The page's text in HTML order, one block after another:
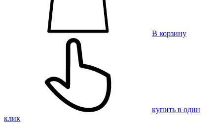
В корзину
купить в один
клик